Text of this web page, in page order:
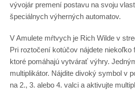
vývojár premení postavu na svoju
špeciálnych výherných automatov.
V Amulete mŕtvych je Rich Wilde v
Pri roztočení kotúčov nájdete niekoľko
ktoré pomáhajú vytvárať výhry.
multiplikátor. Nájdite divoký symbol v
na 2., 3. alebo 4. valci a aktivujte